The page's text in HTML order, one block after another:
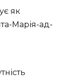
як
Марія-ад-